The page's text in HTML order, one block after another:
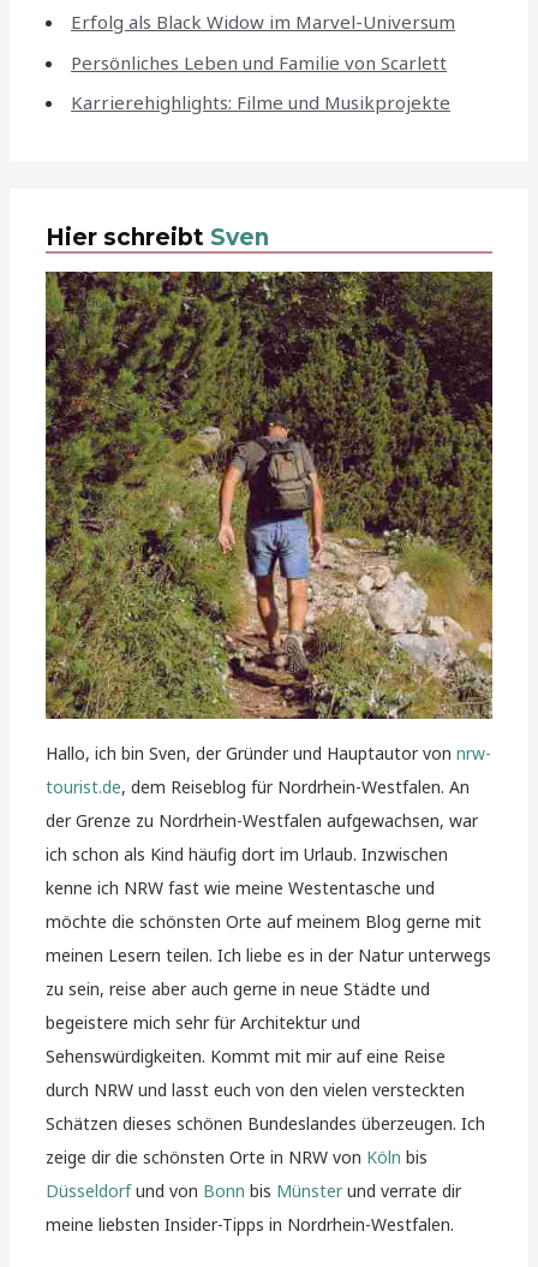
Erfolg als Black Widow im Marvel-Universum
Persönliches Leben und Familie von Scarlett
Karrierehighlights: Filme und Musikprojekte
Hier schreibt Sven
Hallo, ich bin Sven, der Gründer und Hauptautor vonnrw-
tourist.de, dem Reiseblog für Nordrhein-Westfalen. An
der Grenze zu Nordrhein-Westfalen aufgewachsen, war
ich schon als Kind häufig dort im Urlaub. Inzwischen
kenne ich NRW fast wie meine Westentasche und
möchte die schönsten Orte auf meinem Blog gerne mit
meinen Lesern teilen. Ich liebe es in der Natur unterwegs
zu sein, reise aber auch gerne in neue Städte und
begeistere mich sehr für Architektur und
Sehenswürdigkeiten. Kommt mit mir auf eine Reise
durch NRW und lasst euch von den vielen versteckten
Schätzen dieses schönen Bundeslandes überzeugen. Ich
zeige dir die schönsten Orte in NRW von Köln bis
Düsseldorfund von Bonn bis Münsterund verrate dir
meine liebsten Insider-Tipps in Nordrhein-Westfalen.